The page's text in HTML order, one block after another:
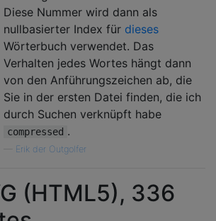
Diese Nummer wird dann als
nullbasierter Index für dieses
Wörterbuch verwendet. Das
Verhalten jedes Wortes hängt dann
von den Anführungszeichen ab, die
Sie in der ersten Datei finden, die ich
durch Suchen verknüpft habe
compressed .
Erik der Outgolfer
(HTML5), 336